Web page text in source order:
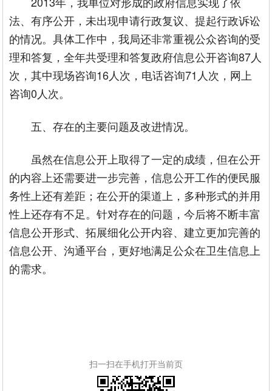
法、有序公开，未出现申请行政复议、提起行政诉讼
的情况。具体工作中，我局还非常重视公众咨询的受
理和答复，全年共受理和答复政府信息公开咨询87人
次，其中现场咨询16人次，电话咨询71人次，网上
咨询0人次。
五、存在的主要问题及改进情况。
虽然在信息公开上取得了一定的成绩，但在公开
的内容上还需要进一步完善，信息公开工作的便民服
务性上还有差距；在公开的渠道上，多种形式的并用
性上还存有不足。针对存在的问题，今后将不断丰富
信息公开形式、拓展细化公开内容、建立更加完善的
信息公开、沟通平台，更好地满足公众在卫生信息上
的需求。
扫一扫在手机打开当前页